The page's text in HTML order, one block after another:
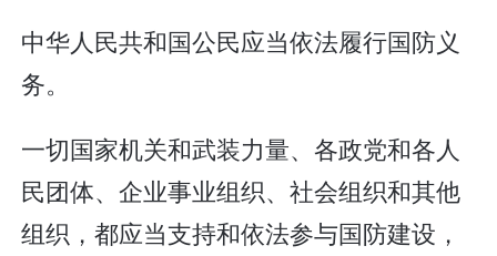
中华人民共和国公民应当依法履行国防义
务。
一切国家机关和武装力量、各政党和各人
民团体、企业事业组织、社会组织和其他
组织，都应当支持和依法参与国防建设，